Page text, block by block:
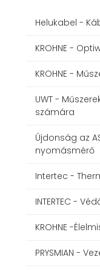
Helukabel -
KROHNE -
KROHNE -
UWT -
számára
Újdonság az
nyomásmérő
Intertec -
INTERTEC -
KROHNE -
PRYSMIAN -